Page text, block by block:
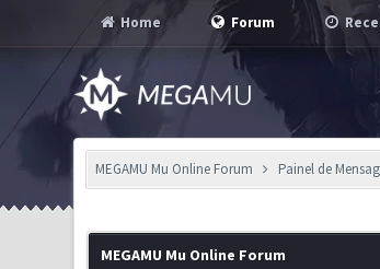
Home Forum
MEGAMU Mu Online Forum Painel de
MEGAMU Mu Online Forum